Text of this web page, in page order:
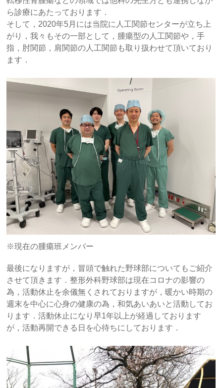
ら診療にあたっております．
そして，2020年5月には当院に人工関節センターが立ち上
がり，我々もその一部として，腫瘍型の人工関節や，手
指，肘関節，肩関節の人工関節も取り扱わせて頂いており
ます．
※現在の腫瘍班メンバー
最後になりますが，冒頭で触れた野球部についてもご紹介
させて頂きます．整形外科野球部は現在コロナの影響の
為，活動休止を余儀無くされておりますが，暖かい時期の
週末を中心に心身の健康の為，和気あいあいと活動してお
ります．活動休止になり早1年以上が経過しております
が，活動再開できる日を心待ちにしております．